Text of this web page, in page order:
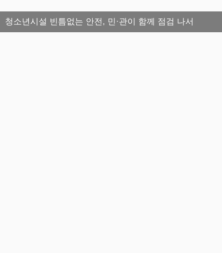
청소년시설 빈틈없는 안전, 민·관이 함께 점검 나서